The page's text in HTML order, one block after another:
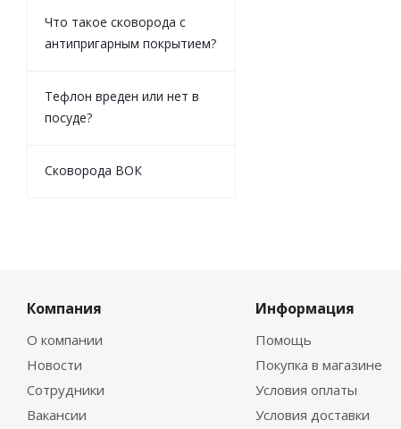
Что такое сковорода с
антипригарным покрытием?
Тефлон вреден или нет в
посуде?
Сковорода ВОК
Компания
О компании
Новости
Сотрудники
Вакансии
Информация
Помощь
Покупка в магазине
Условия оплаты
Условия доставки